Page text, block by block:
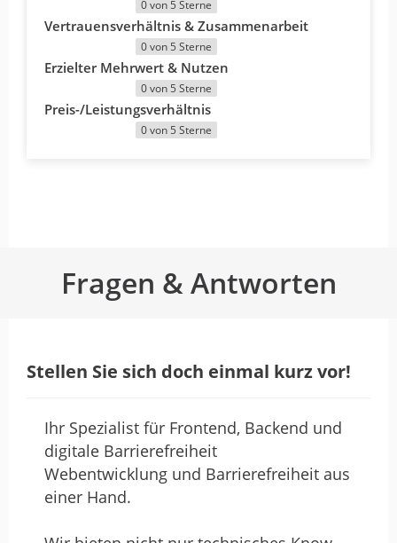
0 von 5 Sterne
Vertrauensverhältnis & Zusammenarbeit
0 von 5 Sterne
Erzielter Mehrwert & Nutzen
0 von 5 Sterne
Preis-/Leistungsverhältnis
0 von 5 Sterne
Fragen & Antworten
Stellen Sie sich doch einmal kurz vor!
Ihr Spezialist für Frontend, Backend und
digitale Barrierefreiheit
Webentwicklung und Barrierefreiheit aus
einer Hand.